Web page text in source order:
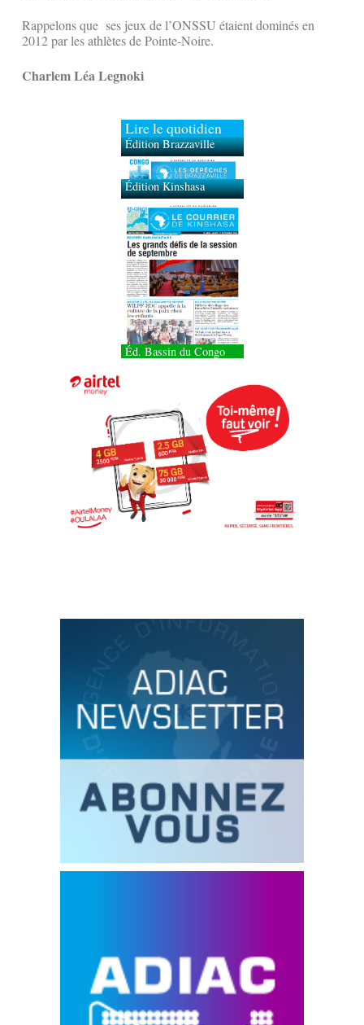
Rappelons que ses jeux de l’ONSSU étaient dominés en
2012 par les athlètes de Pointe-Noire.
Charlem Léa Legnoki
Lire le quotidien
Édition Brazzaville
Édition Kinshasa
Éd. Bassin du Congo